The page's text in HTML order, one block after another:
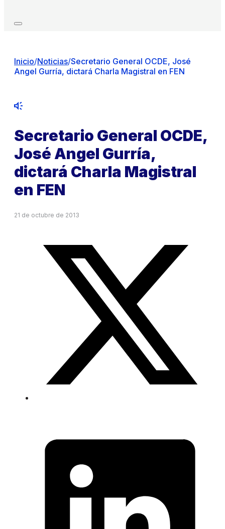
Inicio/Noticias/Secretario General OCDE, José
Angel Gurría, dictará Charla Magistral en FEN
Secretario General OCDE,
José Angel Gurría,
dictará Charla Magistral
en FEN
21 de octubre de 2013